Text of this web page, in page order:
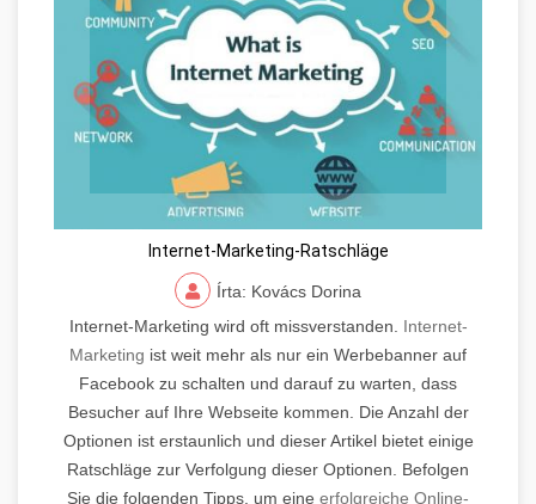
Internet-Marketing-Ratschläge
Írta: Kovács Dorina
Internet-Marketing wird oft missverstanden. Internet-
Marketing ist weit mehr als nur ein Werbebanner auf
Facebook zu schalten und darauf zu warten, dass
Besucher auf Ihre Webseite kommen. Die Anzahl der
Optionen ist erstaunlich und dieser Artikel bietet einige
Ratschläge zur Verfolgung dieser Optionen. Befolgen
Sie die folgenden Tipps, um eine erfolgreiche Online-